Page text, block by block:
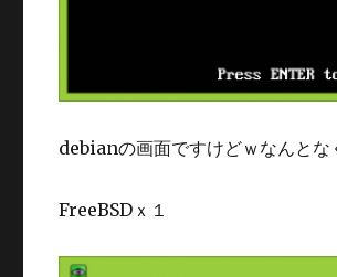
debianの画面ですけどｗなんとな
FreeBSDｘ１